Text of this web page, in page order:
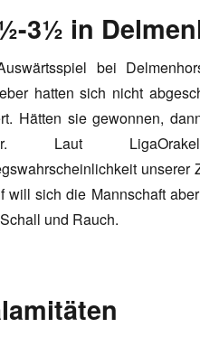
3½ in
bei
hatten sich nicht
Hätten sie gewonnen,
Laut
unserer
will sich die Mannschaft
und Rauch.